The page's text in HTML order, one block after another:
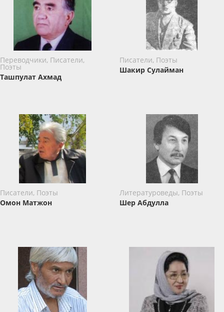
Переводчики, Писатели,
Поэты
Ташпулат Ахмад
Писатели, Поэты
Шакир Сулайман
Писатели, Поэты
Омон Матжон
Литературоведы, Поэты
Шер Абдулла